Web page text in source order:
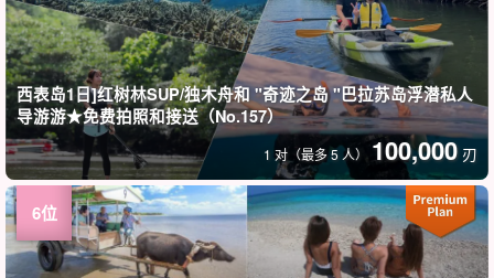
西表岛1日]红树林SUP/独木舟和 "奇迹之岛 "巴拉苏岛浮潜私人
导游游★免费拍照和接送（No.157）
1 对（最多 5 人） 100,000 刃